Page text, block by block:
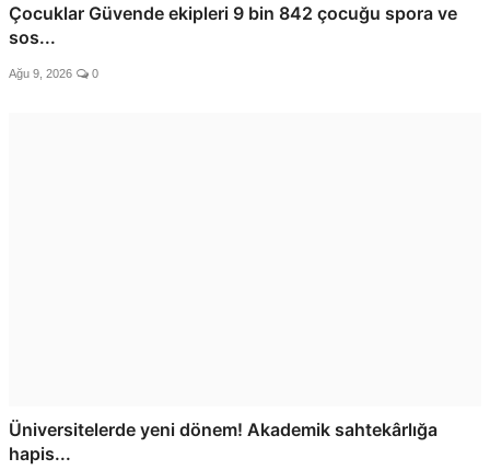
Çocuklar Güvende ekipleri 9 bin 842 çocuğu spora ve
sos...
Ağu 9, 2026 0
Üniversitelerde yeni dönem! Akademik sahtekârlığa
hapis...